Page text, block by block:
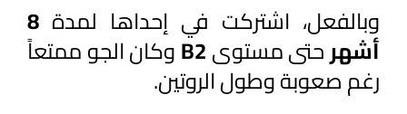
وبالفعل، اشتركت في إحداها لمدة
أشهر حتى مستوى B2
رغم صعوبة وطول الروتين.